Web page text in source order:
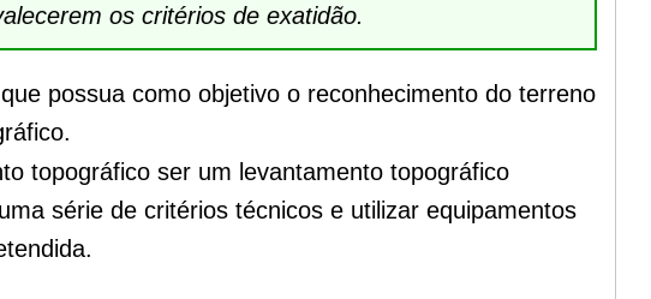
os critérios de exatidão.
possua como objetivo o reconhecimento do terreno
topográfico ser um levantamento topográfico
série de critérios técnicos e utilizar equipamentos